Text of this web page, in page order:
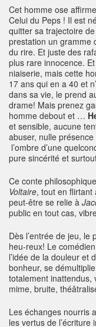
Cet homme ose
Celui du Peps ! Il est
quitter sa trajectoire
prestation un gramme
du rire. Et juste des
plus rare innocence.
niaiserie, mais cette
17 ans qui en a 40 et
dans sa vie, le prend
drame! Mais prenez
homme debout et …
et sensible, aucune
abuser, nulle
l’ombre d’une
pure sincérité et
Ce conte
Voltaire, tout en flirtant
peut-être se relie à
public en tout cas,
Dès l’entrée de jeu,
heu-reux! Le
l’idée de la douleur et
bonheur, se
totalement inattendus,
mime, bruite,
Les échanges nourris
les vertus de